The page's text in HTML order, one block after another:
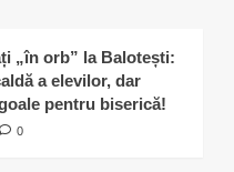
„în orb” la Balotești:
a elevilor, dar
pentru biserică!
0